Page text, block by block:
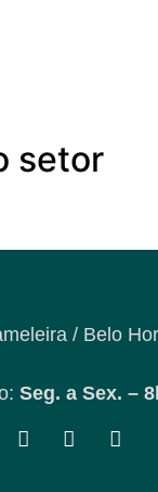
setor
/ Belo
Seg. a Sex. –